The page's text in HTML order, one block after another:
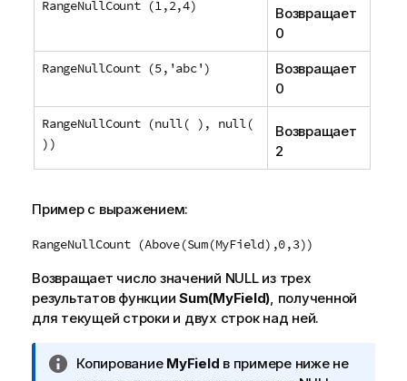
RangeNullCount (1,2,4)
Возвращает
0
RangeNullCount (5,'abc')
Возвращает
0
RangeNullCount (null( ), null(
))
Возвращает
2
Пример с выражением:
RangeNullCount (Above(Sum(MyField),0,3))
Возвращает число значений NULLиз трех
результатов функции Sum(MyField), полученной
для текущей строки и двух строк над ней.
П
Копирование MyField в примере ниже не